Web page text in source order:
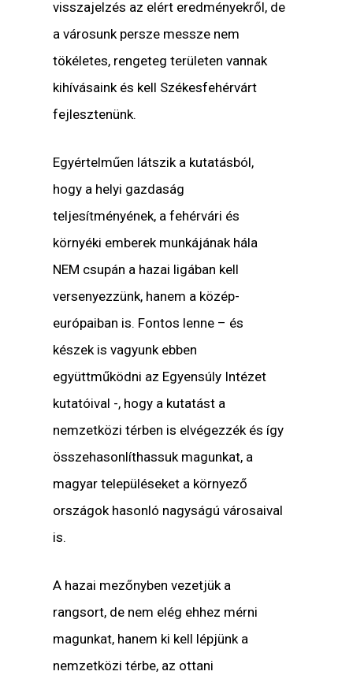
visszajelzés az elért eredményekről, de
a városunk persze messze nem
tökéletes, rengeteg területen vannak
kihívásaink és kell Székesfehérvárt
fejlesztenünk.
Egyértelműen látszik a kutatásból,
hogy a helyi gazdaság
teljesítményének, a fehérvári és
környéki emberek munkájának hála
NEM csupán a hazai ligában kell
versenyezzünk, hanem a közép-
európaiban is. Fontos lenne – és
készek is vagyunk ebben
együttműködni az Egyensúly Intézet
kutatóival -, hogy a kutatást a
nemzetközi térben is elvégezzék és így
összehasonlíthassuk magunkat, a
magyar településeket a környező
országok hasonló nagyságú városaival
is.
A hazai mezőnyben vezetjük a
rangsort, de nem elég ehhez mérni
magunkat, hanem ki kell lépjünk a
nemzetközi térbe, az ottani